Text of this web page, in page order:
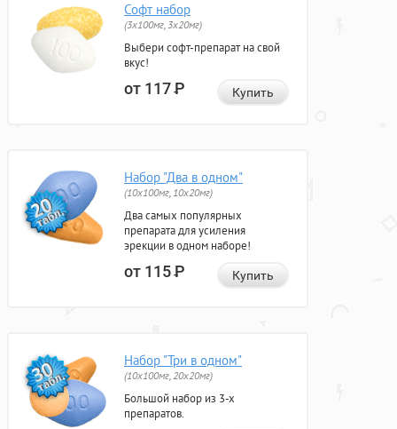
Софт набор
(3x100мг, 3x20мг)
Выбери софт-препарат на свой
вкус!
от 117Р Купить
Набор "Два в одном"
(10x100мг, 10x20мг)
Два самых популярных
препарата для усиления
эрекции в одном наборе!
от 115Р Купить
Набор "Три в одном"
(10x100мг, 20x20мг)
Большой набор из 3-х
препаратов.